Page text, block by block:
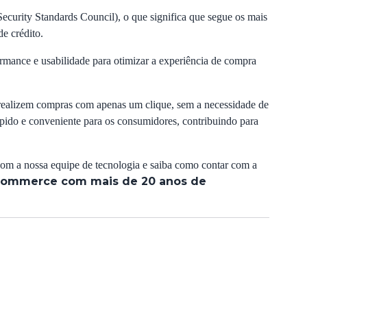
Standards Council), o que significa que segue os mais
crédito.
e usabilidade para otimizar a experiência de compra
compras com apenas um clique, sem a necessidade de
e conveniente para os consumidores, contribuindo para
a nossa equipe de tecnologia e saiba como contar com a
com mais de 20 anos de